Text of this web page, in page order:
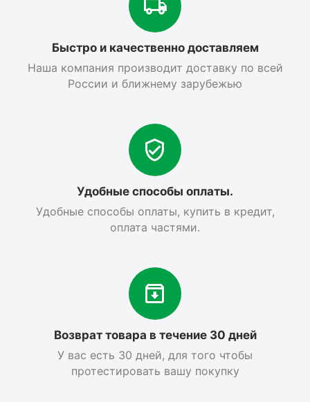
Быстро и качественно доставляем
Наша компания производит доставку по всей
России и ближнему зарубежью
Удобные способы оплаты.
Удобные способы оплаты, купить в кредит,
оплата частями.
Возврат товара в течение 30 дней
У вас есть 30 дней, для того чтобы
протестировать вашу покупку